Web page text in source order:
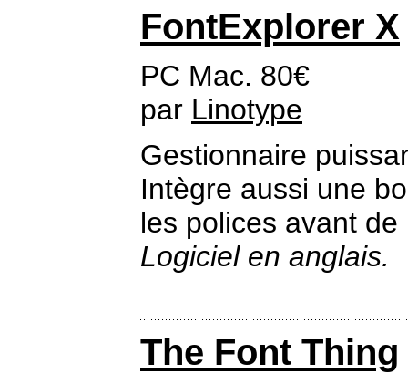
FontExplorer X
PC Mac. 80€
par Linotype
Gestionnaire
Intègre aussi une
les polices avant de
Logiciel en anglais.
The Font Thing